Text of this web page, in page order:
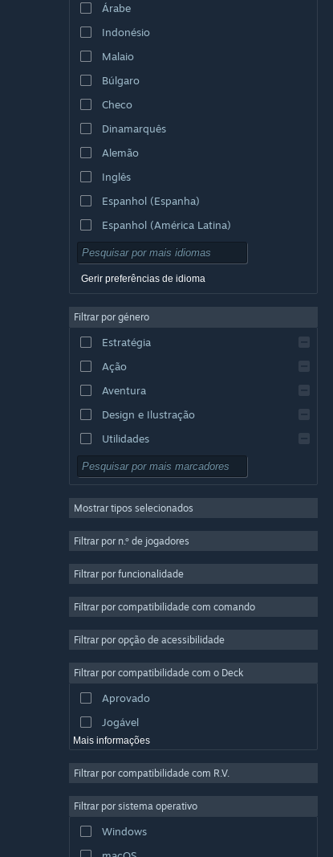
Árabe
Indonésio
Malaio
Búlgaro
Checo
Dinamarquês
Alemão
Inglês
Espanhol (Espanha)
Espanhol (América Latina)
Gerir preferências de idioma
Filtrar por género
Estratégia
Ação
Aventura
Design e Ilustração
Utilidades
Grátis para Jogar
Multijogador em Massa
Casual
Simulação
Produção de Vídeo
Edição de Fotografias
Mostrar tipos selecionados
Filtrar por n.º de jogadores
Filtrar por funcionalidade
Filtrar por compatibilidade com comando
Filtrar por opção de acessibilidade
Filtrar por compatibilidade com o Deck
Aprovado
Jogável
Mais informações
Filtrar por compatibilidade com R.V.
Filtrar por sistema operativo
Windows